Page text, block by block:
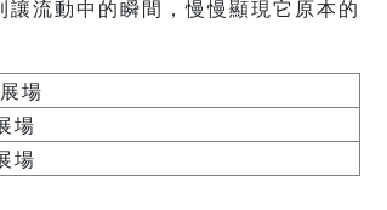
讓流動中的瞬間，慢慢顯現它原本的